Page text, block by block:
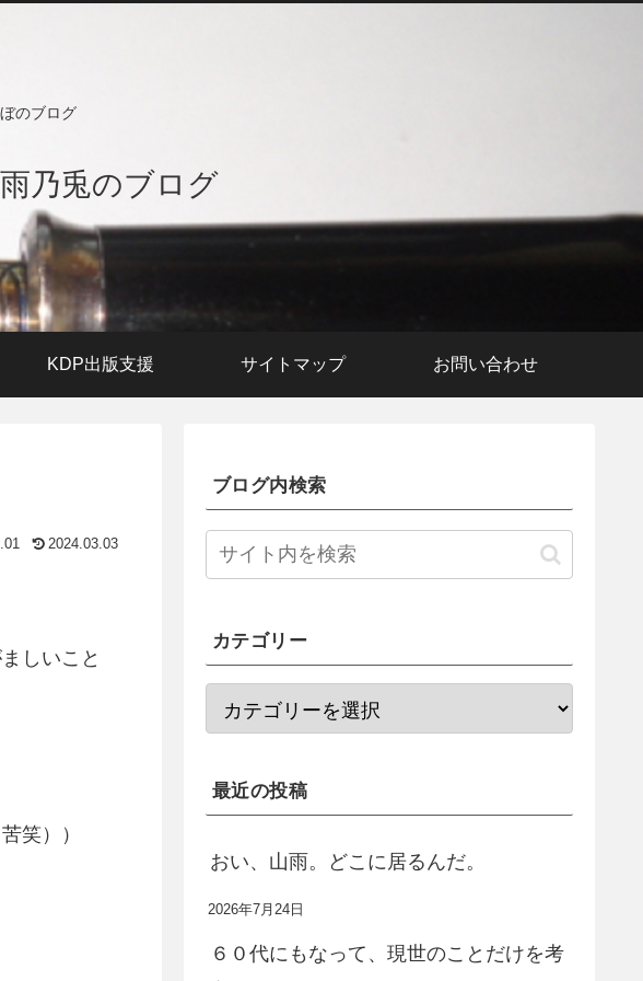
のブログ
乃兎のブログ
KDP出版支援 サイトマップ お問い合わせ
2024.03.03
しいこと
笑））
ブログ内検索
カテゴリー
最近の投稿
おい、山雨。どこに居るんだ。
2026年7月24日
６０代にもなって、現世のことだけを考